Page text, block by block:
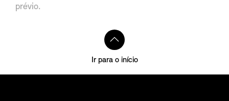
prévio.
Ir para o início